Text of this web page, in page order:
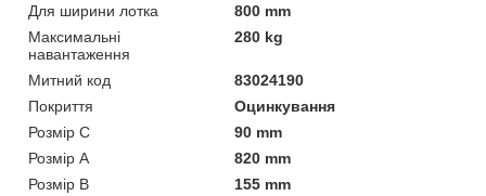
Для ширини лотка
800 mm
Максимальні
навантаження
280 kg
Митний код
83024190
Покриття
Оцинкування
Розмір C
90 mm
Розмір А
820 mm
Розмір В
155 mm